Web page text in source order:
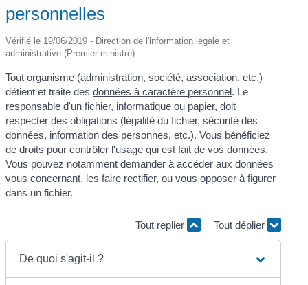
personnelles
Vérifié le 19/06/2019 - Direction de l'information légale et
administrative (Premier ministre)
Tout organisme (administration, société, association, etc.)
détient et traite desdonnées à caractère personnel. Le
responsable d'un fichier, informatique ou papier, doit
respecter des obligations (légalité du fichier, sécurité des
données, information des personnes, etc.). Vous bénéficiez
de droits pour contrôler l'usage qui est fait de vos données.
Vous pouvez notamment demander à accéder aux données
vous concernant, les faire rectifier, ou vous opposer à figurer
dans un fichier.
Tout replier Tout déplier
De quoi s'agit-il ?